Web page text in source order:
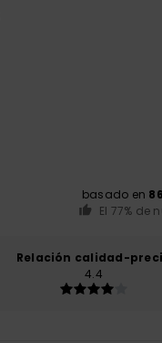
basado en
El 77% de
Relación calidad-
4.4